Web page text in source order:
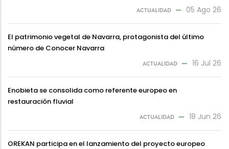
ACTUALIDAD 05 Ago 26
El patrimonio vegetal de Navarra, protagonista del último
número de Conocer Navarra
ACTUALIDAD 16 Jul 26
Enobieta se consolida como referente europeo en
restauración fluvial
ACTUALIDAD 18 Jun 26
OREKAN participa en el lanzamiento del proyecto europeo